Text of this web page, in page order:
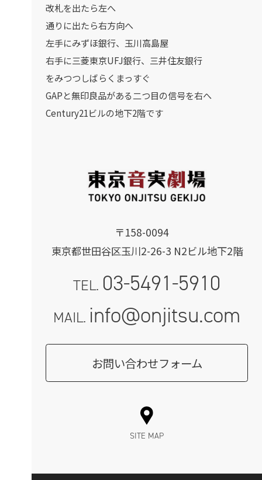
〒158-0094
東京都世田谷区玉川2-26-3 N2ビル地下2階
TEL. 03-5491-5910
MAIL. info@onjitsu.com
お問い合わせフォーム
改札を出たら左へ
通りに出たら右方向へ
左手にみずほ銀行、玉川高島屋
右手に三菱東京UFJ銀行、三井住友銀行
をみつつしばらくまっすぐ
GAPと無印良品がある二つ目の信号を右へ
Century21ビルの地下2階です
SITE MAP